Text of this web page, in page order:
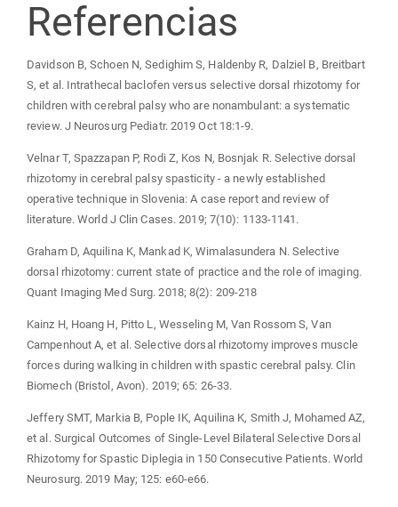
Referencias
Davidson B, Schoen N, Sedighim S, Haldenby R, Dalziel B, Breitbart
S, et al. Intrathecal baclofen versus selective dorsal rhizotomy for
children with cerebral palsy who are nonambulant: a systematic
review. J Neurosurg Pediatr. 2019 Oct 18:1-9.
Velnar T, Spazzapan P, Rodi Z, Kos N, Bosnjak R. Selective dorsal
rhizotomy in cerebral palsy spasticity - a newly established
operative technique in Slovenia: A case report and review of
literature. World J Clin Cases. 2019; 7(10): 1133-1141.
Graham D, Aquilina K, Mankad K, Wimalasundera N. Selective
dorsal rhizotomy: current state of practice and the role of imaging.
Quant Imaging Med Surg. 2018; 8(2): 209-218
Kainz H, Hoang H, Pitto L, Wesseling M, Van Rossom S, Van
Campenhout A, et al. Selective dorsal rhizotomy improves muscle
forces during walking in children with spastic cerebral palsy. Clin
Biomech (Bristol, Avon). 2019; 65: 26-33.
Jeffery SMT, Markia B, Pople IK, Aquilina K, Smith J, Mohamed AZ,
et al. Surgical Outcomes of Single-Level Bilateral Selective Dorsal
Rhizotomy for Spastic Diplegia in 150 Consecutive Patients. World
Neurosurg. 2019 May; 125: e60-e66.